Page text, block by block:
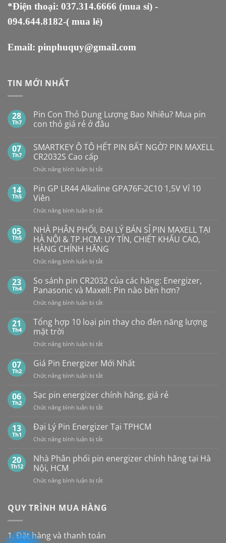
*Điện thoại: 037.314.6666 (mua sỉ) -
094.644.8182-( mua lẻ)
Email: pinphuquy@gmail.com
TIN MỚI NHẤT
28
Th7
Pin Con Thỏ Dung Lượng Bao Nhiêu? Mua pin
con thỏ giá rẻ ở đâu
bình
luận
ở
Pin
Con
Dung
Lượng
Bao
Nhiêu?
Mua
con
thỏ
giá
rẻ
ở
đâu
07
Th7
SMARTKEY Ô TÔ HẾT PIN BẤT NGỜ? PIN MAXELL
CR2032S Cao cấp
Chức năng bình luận bị tắtở
Ô
PIN
NGỜ?
PIN
MAXELL
CR2032S Cao
cấp
14
Th5
Pin GP LR44 Alkaline GPA76F-2C10 1,5V Vỉ 10
Viên
Chức năng bình luận bị tắtở
GP
LR44
Alkaline
GPA76F-
2C10
Vỉ
10
Viên
05
Th5
NHÀ PHÂN PHỐI, ĐẠI LÝ BÁN SỈ PIN MAXELL TẠI
HÀ NỘI & TP.HCM: UY TÍN, CHIẾT KHẤU CAO,
HÀNG CHÍNH HÃNG
Chức năng bình luận bị tắtở
PHÂN
PHỐI,
ĐẠI
LÝ
SỈ
TẠI
NỘI
TÍN,
CHIẾT
CAO,
HÀNG
CHÍNH
23
Th4
So sánh pin CR2032 của các hãng: Energizer,
Panasonic và Maxell: Pin nào bền hơn?
Chức năng bình luận bị tắtở
sánh
của
hãng:
Panasonic
Maxell:
Pin
bền
hơn?
21
Th4
Tổng hợp 10 loại pin thay cho đèn năng lượng
mặt trời
Chức năng bình luận bị tắtở
hợp
loại
thay
đèn
lượng
mặt
07
Th2
Giá Pin Energizer Mới Nhất
Chức năng bình luận bị tắtở
Pin
Mới
06
Th2
Sạc pin energizer chính hãng, giá rẻ
Chức năng bình luận bị tắtở
pin
energizer
chính
giá
13
Th1
Đại Lý Pin Energizer Tại TPHCM
Chức năng bình luận bị tắtở
Lý
Tại
20
Th12
Nhà Phân phối pin energizer chính hãng tại Hà
Nội, HCM
Chức năng bình luận bị tắtở
phối
hãng
QUY TRÌNH MUA HÀNG
1. Đặt hàng và thanh toán